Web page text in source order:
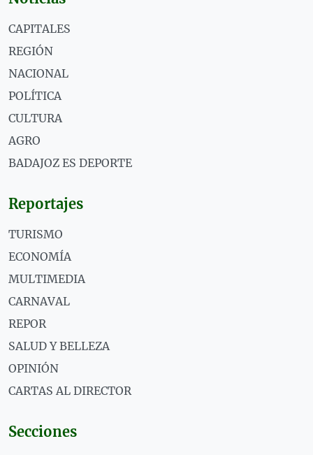
CAPITALES
REGIÓN
NACIONAL
POLÍTICA
CULTURA
AGRO
BADAJOZ ES DEPORTE
Reportajes
TURISMO
ECONOMÍA
MULTIMEDIA
CARNAVAL
REPOR
SALUD Y BELLEZA
OPINIÓN
CARTAS AL DIRECTOR
Secciones